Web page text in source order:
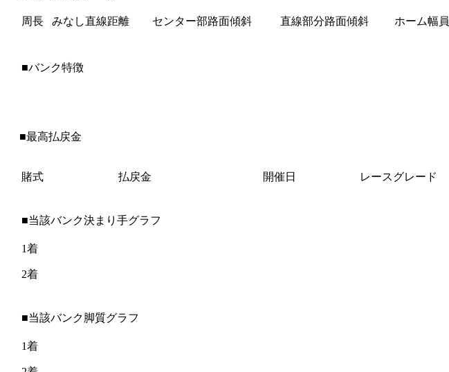
周長 みなし直線距離 センター部路面傾斜 直線部分路面傾斜 ホーム幅員
■バンク特徴
■最高払戻金
賭式 払戻金 開催日 レースグレード
■当該バンク決まり手グラフ
1着
2着
■当該バンク脚質グラフ
1着